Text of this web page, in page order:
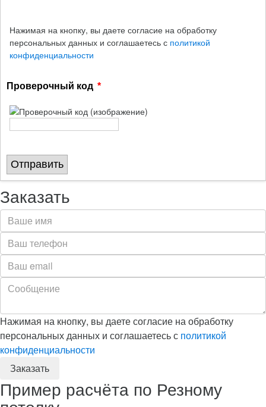
Нажимая на кнопку, вы даете согласие на обработку
персональных данных и соглашаетесь с политикой
конфиденциальности
Проверочный код
Отправить
Заказать
Нажимая на кнопку, вы даете согласие на обработку
персональных данных и соглашаетесь с политикой
конфиденциальности
Пример расчёта по Резному